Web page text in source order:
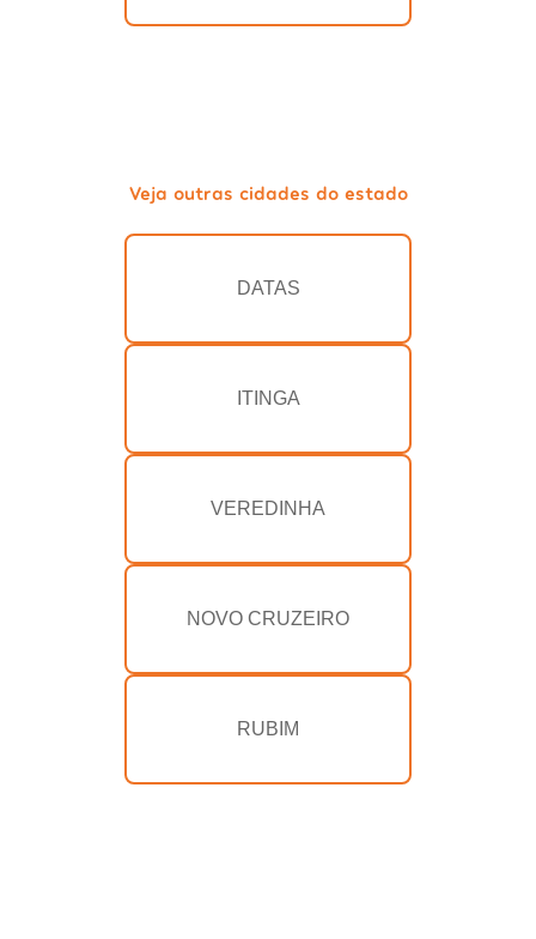
Veja outras cidades do estado
DATAS
ITINGA
VEREDINHA
NOVO CRUZEIRO
RUBIM